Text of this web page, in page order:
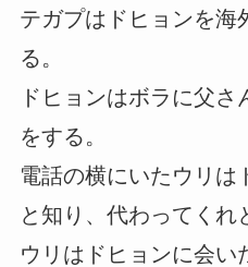
テガプはドヒョンを海
る。
ドヒョンはボラに父
をする。
電話の横にいたウリは
と知り、代わってくれ
ウリはドヒョンに会い